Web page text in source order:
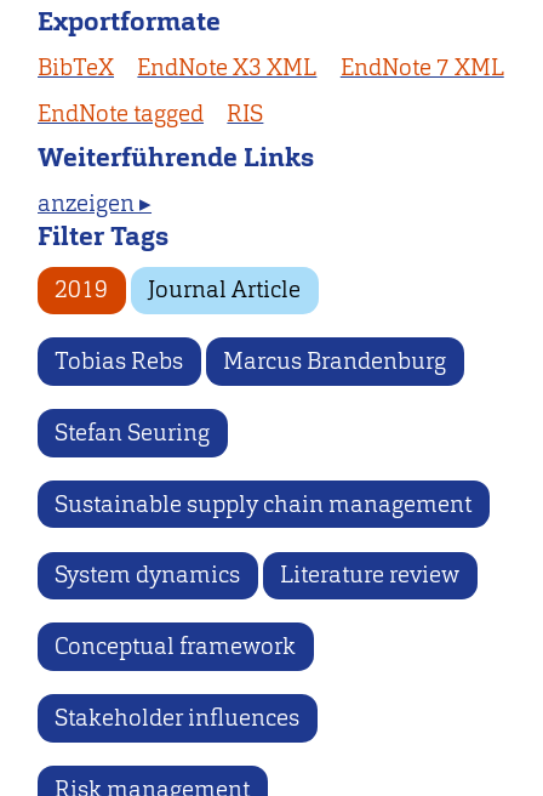
Exportformate
BibTeX EndNote X3 XML
EndNote 7 XML
EndNote tagged
RIS
Weiterführende Links
anzeigen ▸
Filter Tags
2019 Journal Article
Tobias Rebs Marcus Brandenburg
Stefan Seuring
Sustainable supply chain management
System dynamics Literature review
Conceptual framework
Stakeholder influences
Risk management